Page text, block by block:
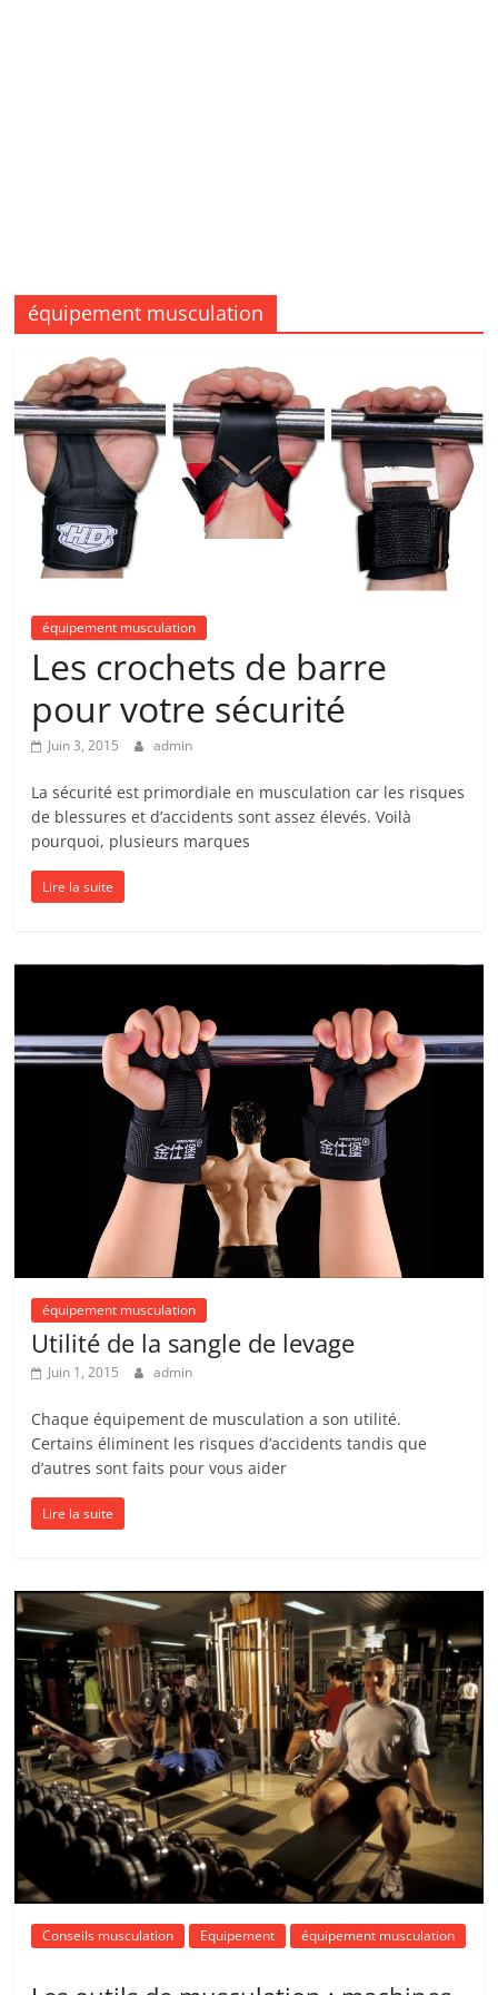
équipement musculation
équipement musculation
Les crochets de barre
pour votre sécurité
Juin 3, 2015 admin
La sécurité est primordiale en musculation car les risques
de blessures et d’accidents sont assez élevés. Voilà
pourquoi, plusieurs marques
Lire la suite
équipement musculation
Utilité de la sangle de levage
Juin 1, 2015 admin
Chaque équipement de musculation a son utilité.
Certains éliminent les risques d’accidents tandis que
d’autres sont faits pour vous aider
Lire la suite
Conseils musculation Equipement équipement musculation